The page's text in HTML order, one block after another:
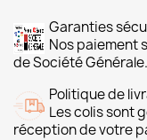
Garanties
Nos paiement
de Société Générale.
Politique de
Les colis sont
réception de votre